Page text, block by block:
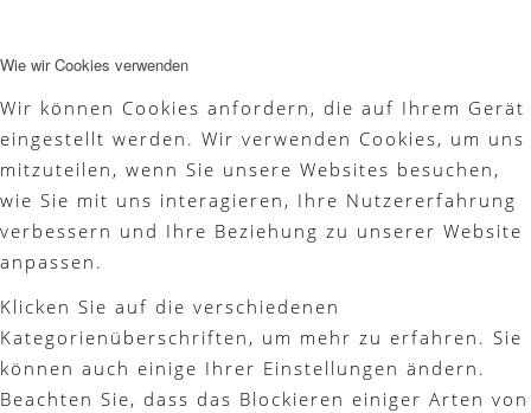
Wie wir Cookies verwenden
Wir können Cookies anfordern, die auf Ihrem Gerät
eingestellt werden. Wir verwenden Cookies, um uns
mitzuteilen, wenn Sie unsere Websites besuchen,
wie Sie mit uns interagieren, Ihre Nutzererfahrung
verbessern und Ihre Beziehung zu unserer Website
anpassen.
Klicken Sie auf die verschiedenen
Kategorienüberschriften, um mehr zu erfahren. Sie
können auch einige Ihrer Einstellungen ändern.
Beachten Sie, dass das Blockieren einiger Arten von